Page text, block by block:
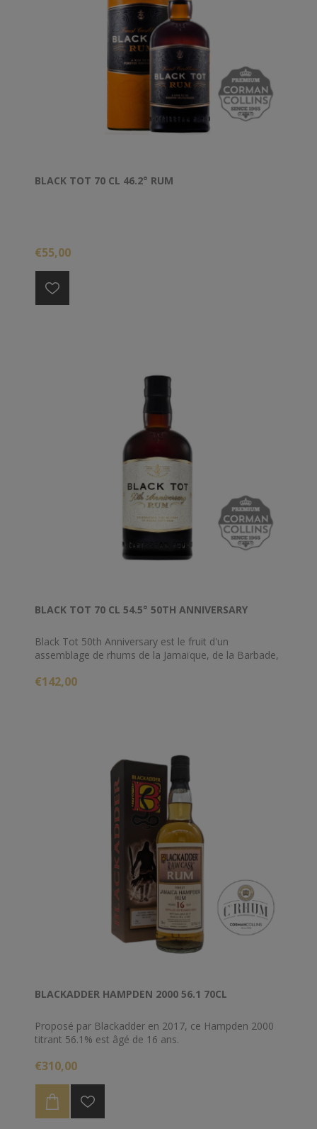
BLACK TOT 70 CL 46.2° RUM
€55,00
BLACK TOT 70 CL 54.5° 50TH ANNIVERSARY
Black Tot 50th Anniversary est le fruit d'un
assemblage de rhums de la Jamaïque, de la Barbade,
rhum riche et puissant célèbre les 50 ans de la fin de
€142,00
BLACKADDER HAMPDEN 2000 56.1 70CL
Proposé par Blackadder en 2017, ce Hampden 2000
titrant 56.1% est âgé de 16 ans.
Le dépôt dans le fond de la bouteille est tout à fait
€310,00